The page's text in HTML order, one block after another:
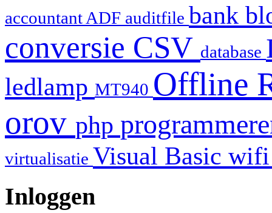
accountant ADF auditfile bank
conversie CSV database
ledlamp MT940 Offline
orov php
virtualisatie Visual Basic
Inloggen